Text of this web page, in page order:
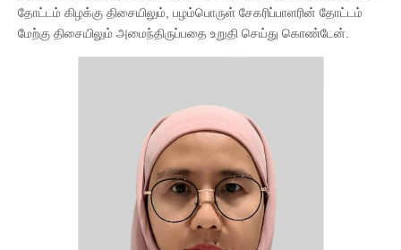
தோட்டம் கிழக்கு திசையிலும், பழம்பொருள் சேகரிப்பாளரின் தோட்டம்
மேற்கு திசையிலும் அமைந்திருப்பதை உறுதி செய்து கொண்டேன்.